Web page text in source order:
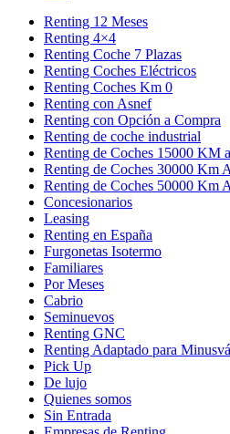
Renting 12 Meses
Renting 4×4
Renting Coche 7 Plazas
Renting Coches Eléctricos
Renting Coches Km 0
Renting con Asnef
Renting con Opción a Compra
Renting de coche industrial
Renting de Coches 15000 KM
Renting de Coches 30000 Km
Renting de Coches 50000 Km
Concesionarios
Leasing
Renting en España
Furgonetas Isotermo
Familiares
Por Meses
Cabrio
Seminuevos
Renting GNC
Renting Adaptado para
Pick Up
De lujo
Quienes somos
Sin Entrada